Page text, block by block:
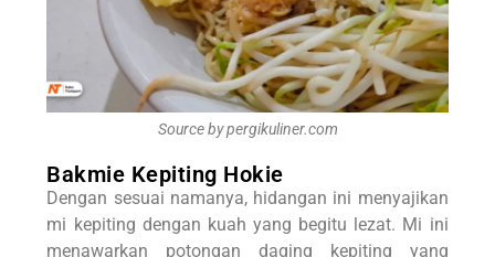
Source by pergikuliner.com
Bakmie Kepiting Hokie
Dengan sesuai namanya, hidangan ini menyajikan
mi kepiting dengan kuah yang begitu lezat. Mi ini
menawarkan potongan daging kepiting yang